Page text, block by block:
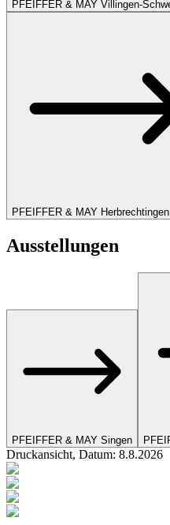
PFEIFFER & MAY Villingen-
PFEIFFER & MAY
Ausstellungen
PFEIFFER & MAY Singen
Druckansicht, Datum: 8.8.2026